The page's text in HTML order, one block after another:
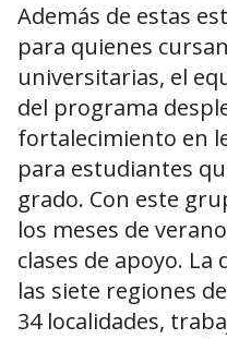
Además de estas
para quienes
universitarias, el
del programa
fortalecimiento en
para estudiantes
grado. Con este
los meses de
clases de apoyo. La
las siete regiones
34 localidades,